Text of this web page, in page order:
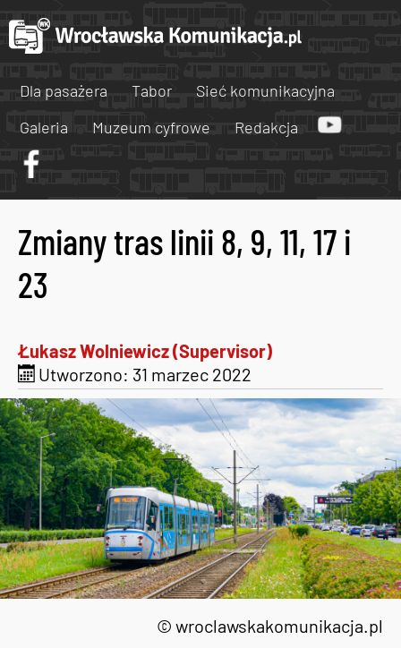
Dla pasażera Tabor
Sieć komunikacyjna
Galeria
Muzeum cyfrowe Redakcja
Zmiany tras linii 8, 9, 11, 17 i
23
Łukasz Wolniewicz (Supervisor)
Utworzono: 31 marzec 2022
© wroclawskakomunikacja.pl